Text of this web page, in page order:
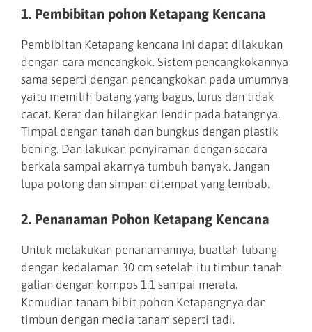
1. Pembibitan pohon Ketapang Kencana
Pembibitan Ketapang kencana ini dapat dilakukan
dengan cara mencangkok. Sistem pencangkokannya
sama seperti dengan pencangkokan pada umumnya
yaitu memilih batang yang bagus, lurus dan tidak
cacat. Kerat dan hilangkan lendir pada batangnya.
Timpal dengan tanah dan bungkus dengan plastik
bening. Dan lakukan penyiraman dengan secara
berkala sampai akarnya tumbuh banyak. Jangan
lupa potong dan simpan ditempat yang lembab.
2. Penanaman Pohon Ketapang Kencana
Untuk melakukan penanamannya, buatlah lubang
dengan kedalaman 30 cm setelah itu timbun tanah
galian dengan kompos 1:1 sampai merata.
Kemudian tanam bibit pohon Ketapangnya dan
timbun dengan media tanam seperti tadi.